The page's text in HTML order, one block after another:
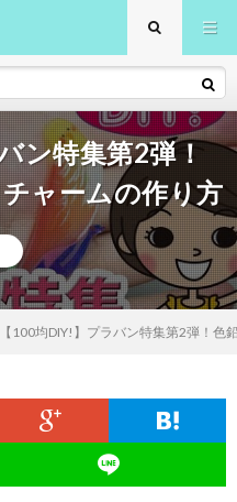
ン特集第2弾！
ャームの作り方
【100均DIY!】プラバン特集第2弾！色